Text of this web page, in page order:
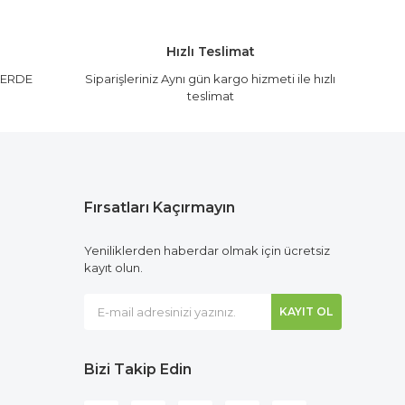
Hızlı Teslimat
Siparişleriniz Aynı gün kargo hizmeti ile hızlı
teslimat
Fırsatları Kaçırmayın
Yeniliklerden haberdar olmak için ücretsiz
kayıt olun.
KAYIT OL
Bizi Takip Edin